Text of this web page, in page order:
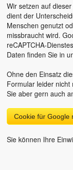
Wir setzen auf
dient der
Menschen genutzt
missbraucht wird.
reCAPTCHA-
Daten finden Sie in
Ohne den Einsatz
Formular leider
Sie aber gern auch
Cookie für Google
Sie können Ihre